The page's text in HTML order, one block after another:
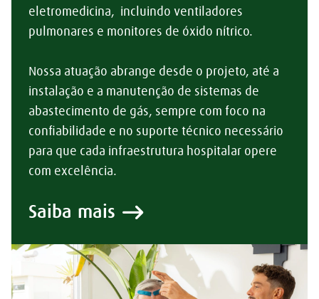
eletromedicina, incluindo ventiladores
pulmonares e monitores de óxido nítrico.
Nossa atuação abrange desde o projeto, até a
instalação e a manutenção de sistemas de
abastecimento de gás, sempre com foco na
confiabilidade e no suporte técnico necessário
para que cada infraestrutura hospitalar opere
com excelência.
Saiba mais